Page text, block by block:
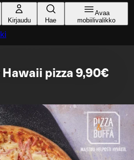
Kirjaudu Hae
Avaa
mobiilivalikko
Hawaii pizza 9,90€